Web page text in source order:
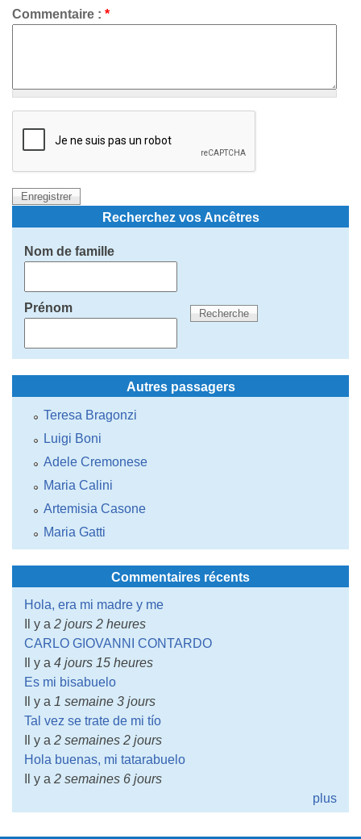
Commentaire : *
Recherchez vos Ancêtres
Nom de famille
Prénom
Autres passagers
Teresa Bragonzi
Luigi Boni
Adele Cremonese
Maria Calini
Artemisia Casone
Maria Gatti
Commentaires récents
Hola, era mi madre y me
Il y a 2 jours 2 heures
CARLO GIOVANNI CONTARDO
Il y a 4 jours 15 heures
Es mi bisabuelo
Il y a 1 semaine 3 jours
Tal vez se trate de mi tío
Il y a 2 semaines 2 jours
Hola buenas, mi tatarabuelo
Il y a 2 semaines 6 jours
plus